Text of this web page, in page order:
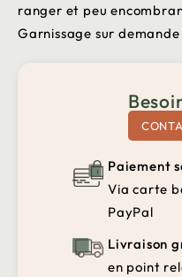
ranger et peu
Garnissage sur demande
Paiement
Via carte
PayPal
Livraison
en point